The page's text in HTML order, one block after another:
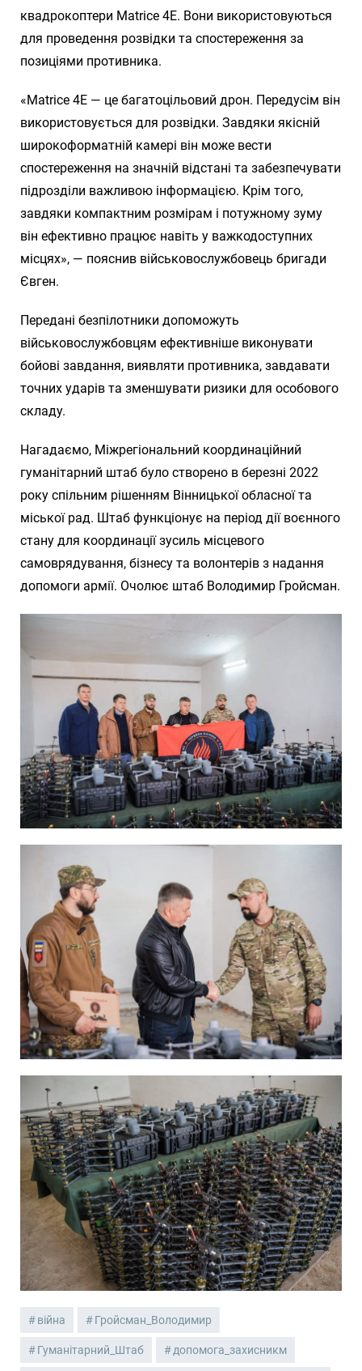
квадрокоптери Matrice 4E. Вони використовуються
для проведення розвідки та спостереження за
позиціями противника.
«Matrice 4E — це багатоцільовий дрон. Передусім він
використовується для розвідки. Завдяки якісній
широкоформатній камері він може вести
спостереження на значній відстані та забезпечувати
підрозділи важливою інформацією. Крім того,
завдяки компактним розмірам і потужному зуму
він ефективно працює навіть у важкодоступних
місцях», — пояснив військовослужбовець бригади
Євген.
Передані безпілотники допоможуть
військовослужбовцям ефективніше виконувати
бойові завдання, виявляти противника, завдавати
точних ударів та зменшувати ризики для особового
складу.
Нагадаємо, Міжрегіональний координаційний
гуманітарний штаб було створено в березні 2022
року спільним рішенням Вінницької обласної та
міської рад. Штаб функціонує на період дії воєнного
стану для координації зусиль місцевого
самоврядування, бізнесу та волонтерів з надання
допомоги армії. Очолює штаб Володимир Гройсман.
війна Гройсман_Володимир
Гуманітарний_Штаб допомога_захисникм